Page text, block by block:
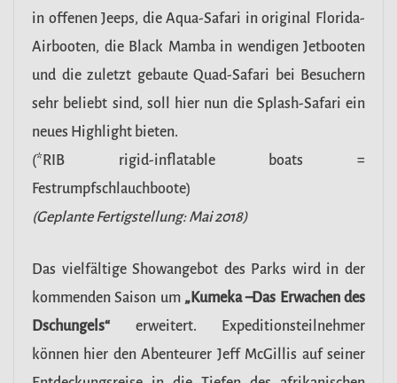
in offenen Jeeps, die Aqua-Safari in original Florida-
Airbooten, die Black Mamba in wendigen Jetbooten
und die zuletzt gebaute Quad-Safari bei Besuchern
sehr beliebt sind, soll hier nun die Splash-Safari ein
neues Highlight bieten.
(*RIB rigid-inflatable boats =
Festrumpfschlauchboote)
(Geplante Fertigstellung: Mai 2018)
Das vielfältige Showangebot des Parks wird in der
kommenden Saison um „Kumeka –Das Erwachen des
Dschungels“ erweitert. Expeditionsteilnehmer
können hier den Abenteurer Jeff McGillis auf seiner